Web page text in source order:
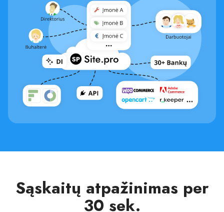
Sąskaitų atpažinimas per
30 sek.